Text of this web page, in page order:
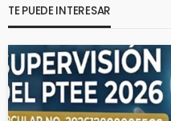
TE PUEDE INTERESAR